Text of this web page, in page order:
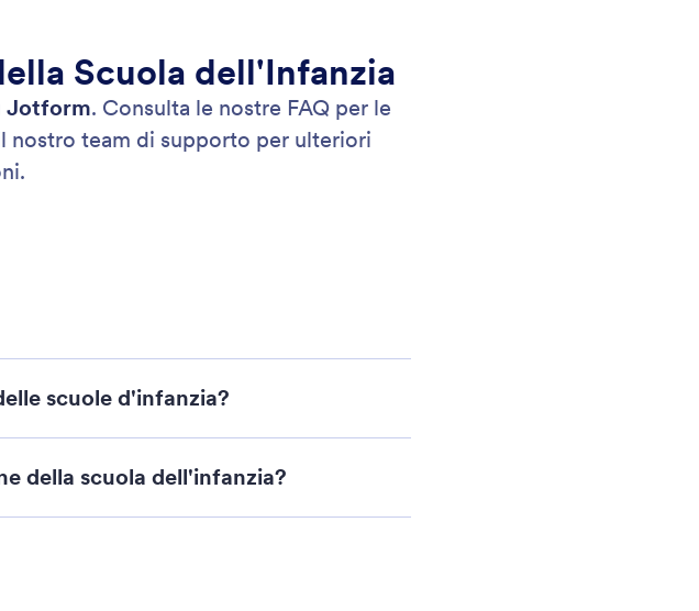
Scuola dell'Infanzia
Jotform. Consulta le nostre FAQ per le
nostro team di supporto per ulteriori
scuole d'infanzia?
della scuola dell'infanzia?